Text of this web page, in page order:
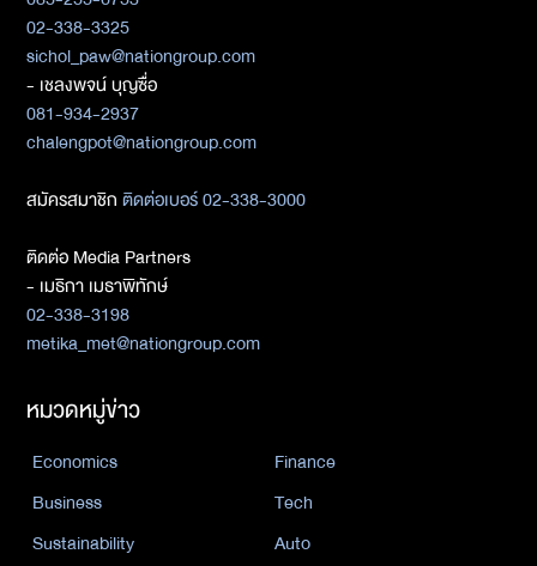
02-338-3325
sichol_paw@nationgroup.com
- เชลงพจน์ บุญซื่อ
081-934-2937
chalengpot@nationgroup.com
สมัครสมาชิกติดต่อเบอร์ 02-338-3000
ติดต่อ Media Partners
- เมธิกา เมธาพิทักษ์
02-338-3198
metika_met@nationgroup.com
หมวดหมู่ข่าว
Economics
Finance
Business
Tech
Sustainability
Auto